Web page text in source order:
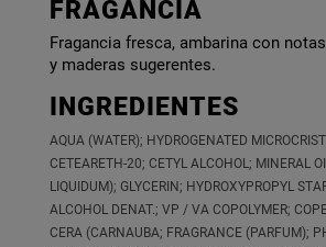
FRAGANCIA
Fragancia fresca, ambarina con
y maderas sugerentes.
INGREDIENTES
AQUA (WATER); HYDROGENATED
CETEARETH-20; CETYL ALCOHOL; MINERAL
LIQUIDUM); GLYCERIN; HYDROXYPROPYL
ALCOHOL DENAT.; VP / VA COPOLYMER;
CERA (CARNAUBA; FRAGRANCE (PARFUM);